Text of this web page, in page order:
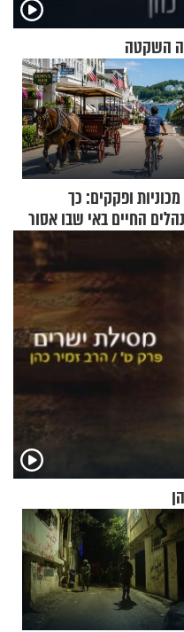
השקטה
מכוניות ופקקים: כך
החיים באי שבו אסור
יותר מ-120 שנה